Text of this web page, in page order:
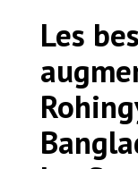
Les États
personnes
de guerre
Urgence
Séismes au
de MSF
Dons des
Partenariat
Les Amis
Travailler
Travailler
Travailler
Les